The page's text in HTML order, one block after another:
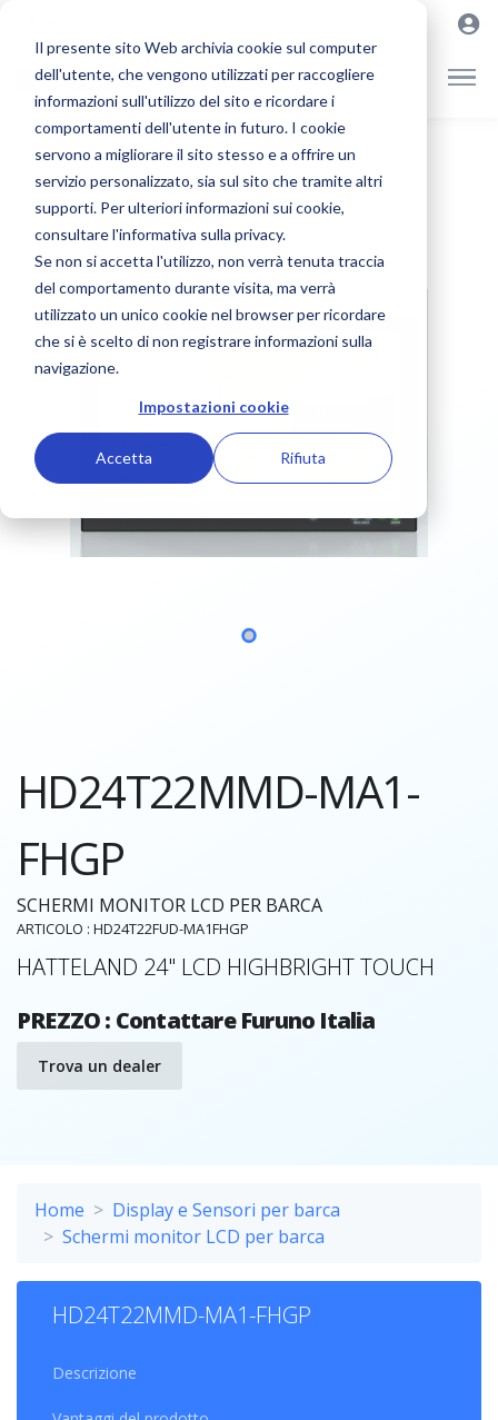
Il presente sito Web archivia cookie sul computer
dell'utente, che vengono utilizzati per raccogliere
informazioni sull'utilizzo del sito e ricordare i
comportamenti dell'utente in futuro. I cookie
servono a migliorare il sito stesso e a offrire un
servizio personalizzato, sia sul sito che tramite altri
supporti. Per ulteriori informazioni sui cookie,
consultare l'informativa sulla privacy.
Se non si accetta l'utilizzo, non verrà tenuta traccia
del comportamento durante visita, ma verrà
utilizzato un unico cookie nel browser per ricordare
che si è scelto di non registrare informazioni sulla
navigazione.
Impostazioni cookie
Accetta Rifiuta
HD24T22MMD-MA1-
FHGP
SCHERMI MONITOR LCD PER BARCA
ARTICOLO : HD24T22FUD-MA1FHGP
HATTELAND 24" LCD HIGHBRIGHT TOUCH
PREZZO : Contattare Furuno Italia
Trova un dealer
Home
Display e Sensori per barca
Schermi monitor LCD per barca
HD24T22MMD-MA1-FHGP
Descrizione